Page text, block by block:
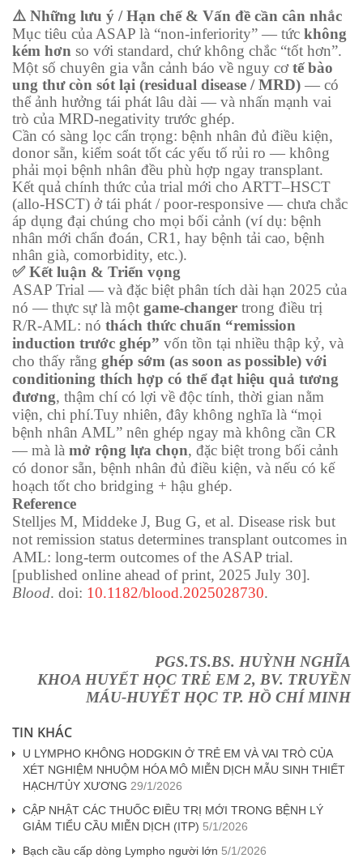
⚠️ Những lưu ý / Hạn chế & Vấn đề cần cân nhắc
Mục tiêu của ASAP là “non-inferiority” — tức không
kém hơn so với standard, chứ không chắc “tốt hơn”.
Một số chuyên gia vẫn cảnh báo về nguy cơtế bào
ung thư còn sót lại (residual disease / MRD) — có
thể ảnh hưởng tái phát lâu dài — và nhấn mạnh vai
trò của MRD-negativity trước ghép.
Cần có sàng lọc cẩn trọng: bệnh nhân đủ điều kiện,
donor sẵn, kiểm soát tốt các yếu tố rủi ro — không
phải mọi bệnh nhân đều phù hợp ngay transplant.
Kết quả chính thức của trial mới cho ARTT–HSCT
(allo-HSCT) ở tái phát / poor-responsive — chưa chắc
áp dụng đại chúng cho mọi bối cảnh (ví dụ: bệnh
nhân mới chẩn đoán, CR1, hay bệnh tải cao, bệnh
nhân già, comorbidity, etc.).
✅ Kết luận & Triển vọng
ASAP Trial — và đặc biệt phân tích dài hạn 2025 của
nó — thực sự là một game-changer trong điều trị
R/R-AML: nó thách thức chuẩn “remission
induction trước ghép” vốn tồn tại nhiều thập kỷ, và
cho thấy rằng ghép sớm (as soon as possible) với
conditioning thích hợp có thể đạt hiệu quả tương
đương, thậm chí có lợi về độc tính, thời gian nằm
viện, chi phí.Tuy nhiên, đây không nghĩa là “mọi
bệnh nhân AML” nên ghép ngay mà không cần CR
— mà là mở rộng lựa chọn, đặc biệt trong bối cảnh
có donor sẵn, bệnh nhân đủ điều kiện, và nếu có kế
hoạch tốt cho bridging + hậu ghép.
Reference
Stelljes M, Middeke J, Bug G, et al. Disease risk but
not remission status determines transplant outcomes in
AML: long-term outcomes of the ASAP trial.
[published online ahead of print, 2025 July 30].
Blood. doi: 10.1182/blood.2025028730.
PGS.TS.BS. HUỲNH NGHĨA
KHOA HUYẾT HỌC TRẺ EM 2, BV. TRUYỀN
MÁU-HUYẾT HỌC TP. HỒ CHÍ MINH
TIN KHÁC
U LYMPHO KHÔNG HODGKIN Ở TRẺ EM VÀ VAI TRÒ CỦA
XÉT NGHIỆM NHUỘM HÓA MÔ MIỄN DỊCH MẪU SINH THIẾT
HẠCH/TỦY XƯƠNG 29/1/2026
CẬP NHẬT CÁC THUỐC ĐIỀU TRỊ MỚI TRONG BỆNH LÝ
GIẢM TIỂU CẦU MIỄN DỊCH (ITP) 5/1/2026
Bạch cầu cấp dòng Lympho người lớn 5/1/2026